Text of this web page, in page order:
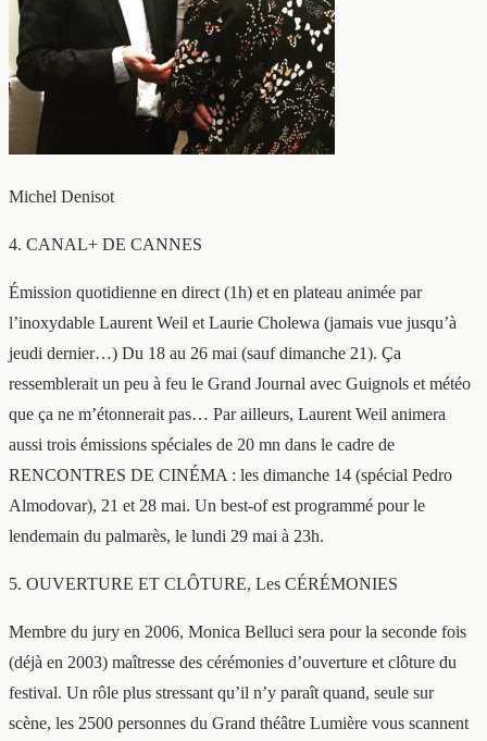
Michel Denisot
4. CANAL+ DE CANNES
Émission quotidienne en direct (1h) et en plateau animée par
l’inoxydable Laurent Weil et Laurie Cholewa (jamais vue jusqu’à
jeudi dernier…) Du 18 au 26 mai (sauf dimanche 21). Ça
ressemblerait un peu à feu le Grand Journal avec Guignols et météo
que ça ne m’étonnerait pas… Par ailleurs, Laurent Weil animera
aussi trois émissions spéciales de 20 mn dans le cadre de
RENCONTRES DE CINÉMA : les dimanche 14 (spécial Pedro
Almodovar), 21 et 28 mai. Un best-of est programmé pour le
lendemain du palmarès, le lundi 29 mai à 23h.
5. OUVERTURE ET CLÔTURE, Les CÉRÉMONIES
Membre du jury en 2006, Monica Belluci sera pour la seconde fois
(déjà en 2003) maîtresse des cérémonies d’ouverture et clôture du
festival. Un rôle plus stressant qu’il n’y paraît quand, seule sur
scène, les 2500 personnes du Grand théâtre Lumière vous scannent